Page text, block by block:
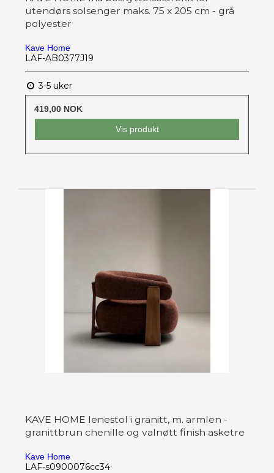
utendørs solsenger maks. 75 x 205 cm - grå
polyester
Kave Home
LAF-AB0377J19
3-5 uker
419,00 NOK
Vis produkt
KAVE HOME lenestol i granitt, m. armlen -
granittbrun chenille og valnøtt finish asketre
Kave Home
LAF-s0900076cc34